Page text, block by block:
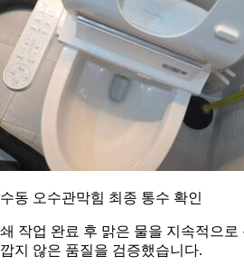
동 오수관막힘 최종 통수 확인
작업 완료 후 맑은 물을 지속적으
지 않은 품질을 검증했습니다.